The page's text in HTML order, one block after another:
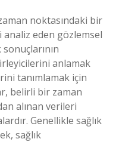
noktasındaki bir
eden gözlemsel
anlamak
tanımlamak için
belirli bir zaman
alınan verileri
Genellikle sağlık
sağlık